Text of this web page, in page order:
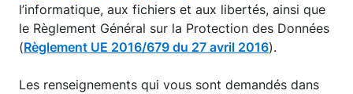
l’informatique, aux fichiers et aux libertés, ainsi que
le Règlement Général sur la Protection des Données
(Règlement UE 2016/679 du 27 avril 2016).
Les renseignements qui vous sont demandés dans